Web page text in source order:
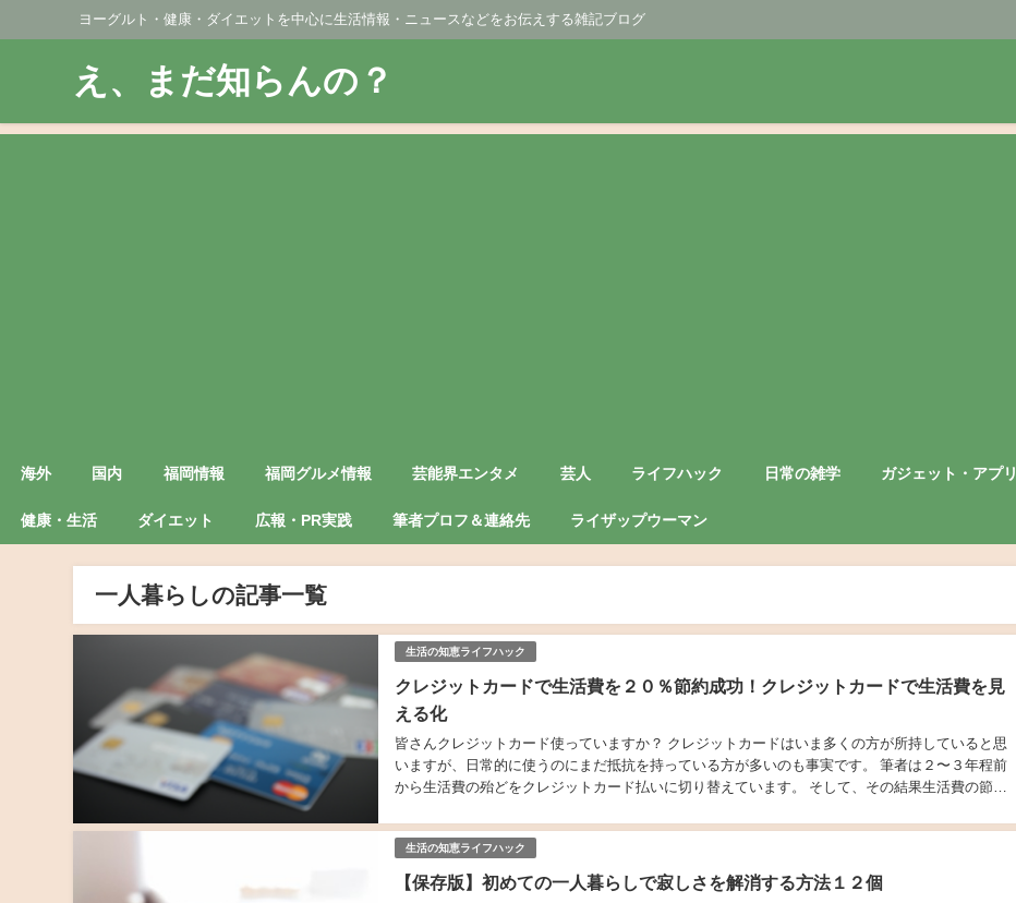
ヨーグルト・健康・ダイエットを中心に生活情報・ニュースなどをお伝えする雑記ブログ
え、まだ知らんの？
海外 国内 福岡情報 福岡グルメ情報 芸能界エンタメ 芸人 ライフハック 日常の雑学 ガジェット・アプリ
健康・生活 ダイエット 広報・PR実践 筆者プロフ＆連絡先 ライザップウーマン
一人暮らしの記事一覧
生活の知恵ライフハック
クレジットカードで生活費を２０％節約成功！クレジットカードで生活費を見
える化
皆さんクレジットカード使っていますか？ クレジットカードはいま多くの方が所持していると思
いますが、日常的に使うのにまだ抵抗を持っている方が多いのも事実です。 筆者は２〜３年程前
から生活費の殆どをクレジットカード払いに切り替えています。 そして、その結果生活費の節約
生活の知恵ライフハック
【保存版】初めての一人暮らしで寂しさを解消する方法１２個